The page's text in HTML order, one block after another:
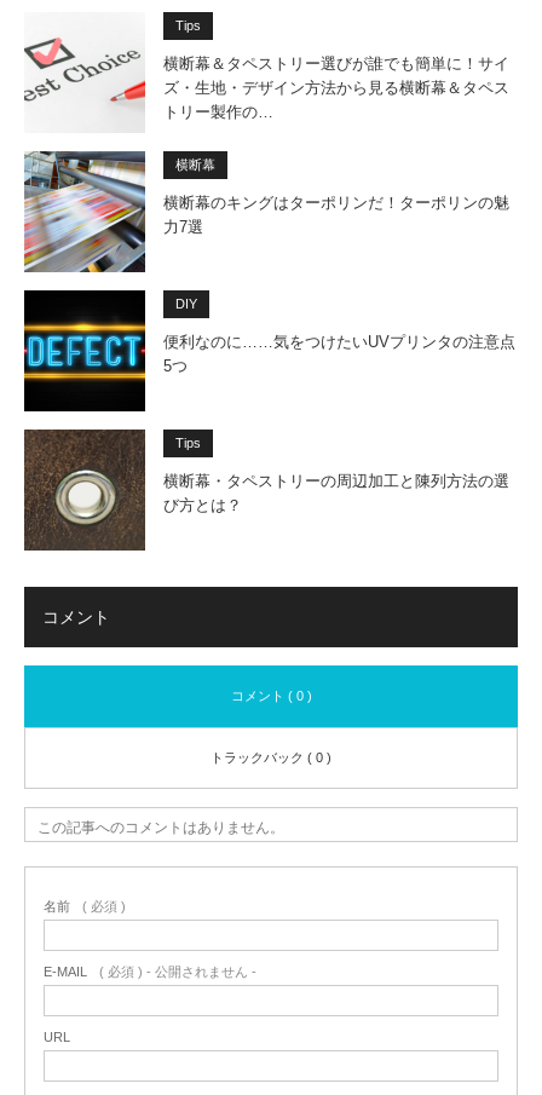
Tips
横断幕＆タペストリー選びが誰でも簡単に！サイ
ズ・生地・デザイン方法から見る横断幕＆タペス
トリー製作の…
横断幕
横断幕のキングはターポリンだ！ターポリンの魅
力7選
DIY
便利なのに……気をつけたいUVプリンタの注意点
5つ
Tips
横断幕・タペストリーの周辺加工と陳列方法の選
び方とは？
コメント
コメント ( 0 )
トラックバック ( 0 )
この記事へのコメントはありません。
名前 ( 必須 )
E-MAIL ( 必須 ) - 公開されません -
URL